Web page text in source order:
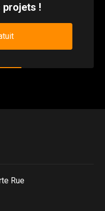
projets !
Rue